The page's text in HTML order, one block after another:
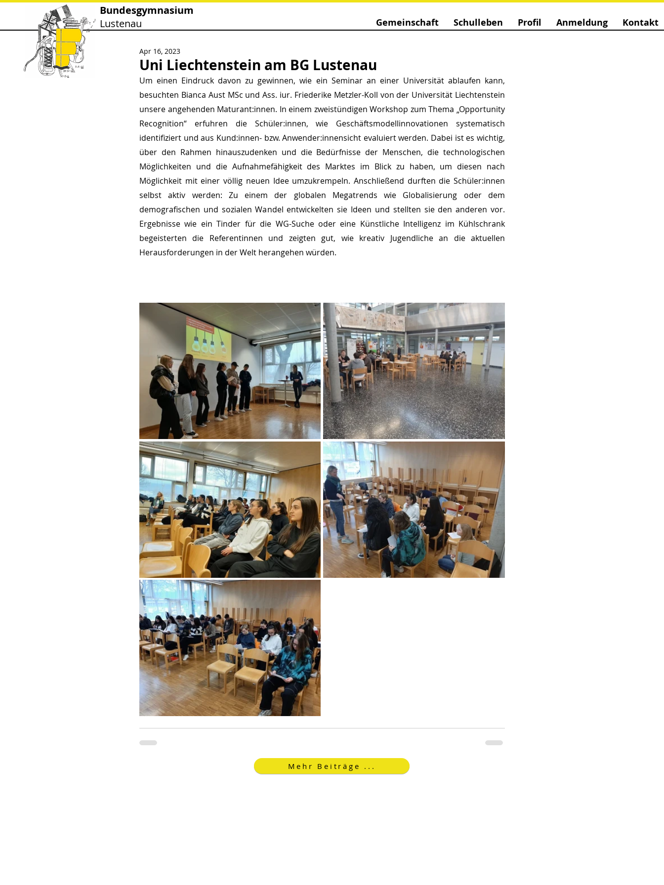
Uni Liechtenstein am BG Lustenau
Apr 16, 2023
Um einen Eindruck davon zu gewinnen, wie ein Seminar an einer Universität ablaufen kann,
besuchten Bianca Aust MSc und Ass. iur. Friederike Metzler-Koll von der Universität Liechtenstein
unsere angehenden Maturant:innen. In einem zweistündigen Workshop zum Thema „Opportunity
Recognition“ erfuhren die Schüler:innen, wie Geschäftsmodellinnovationen systematisch
identifiziert und aus Kund:innen- bzw. Anwender:innensicht evaluiert werden. Dabei ist es wichtig,
über den Rahmen hinauszudenken und die Bedürfnisse der Menschen, die technologischen
Möglichkeiten und die Aufnahmefähigkeit des Marktes im Blick zu haben, um diesen nach
Möglichkeit mit einer völlig neuen Idee umzukrempeln. Anschließend durften die Schüler:innen
selbst aktiv werden: Zu einem der globalen Megatrends wie Globalisierung oder dem
demografischen und sozialen Wandel entwickelten sie Ideen und stellten sie den anderen vor.
Ergebnisse wie ein Tinder für die WG-Suche oder eine Künstliche Intelligenz im Kühlschrank
begeisterten die Referentinnen und zeigten gut, wie kreativ Jugendliche an die aktuellen
Herausforderungen in der Welt herangehen würden.
Mehr Beiträge ...
Bundesgymnasium
Lustenau
Gemeinschaft Schulleben Profil Anmeldung Kontakt